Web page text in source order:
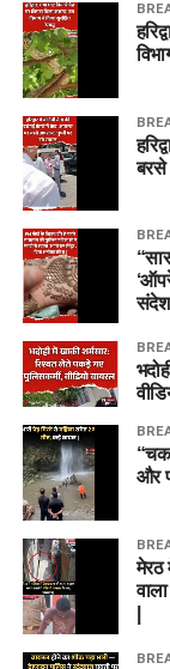
बरसे
संदेश|
और
मेरठ